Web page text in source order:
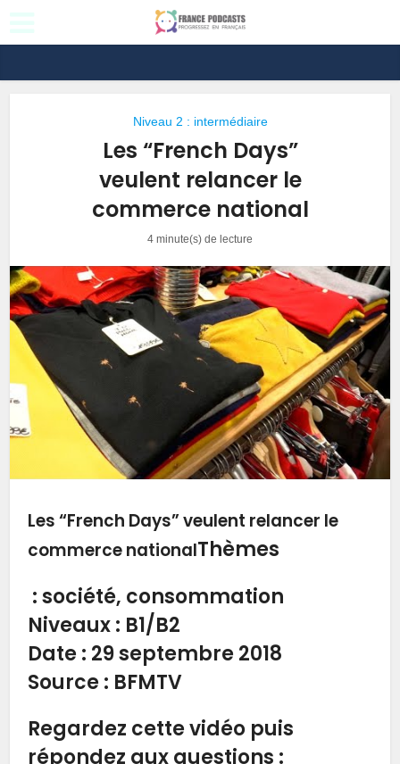
Niveau 2 : intermédiaire
Les “French Days”
veulent relancer le
commerce national
4 minute(s) de lecture
Les “French Days” veulent relancer le
commerce nationalThèmes
: société, consommation
Niveaux: B1/B2
Date : 29 septembre 2018
Source : BFMTV
Regardez cette vidéo puis
répondez aux questions :